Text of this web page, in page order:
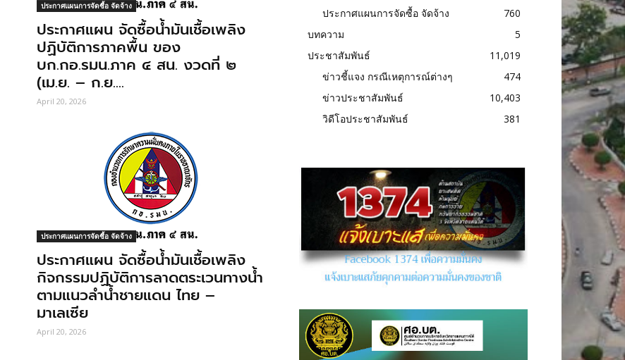
ประกาศแผนการจัดซื้อ จัดจ้าง
ประกาศแผน จัดซื้อน้ำมันเชื้อเพลิง
ปฏิบัติการภาคพื้น ของ
บก.กอ.รมน.ภาค ๔ สน. งวดที่ ๒
(เม.ย. – ก.ย....
April 20, 2026
ประกาศแผนการจัดซื้อ จัดจ้าง
ประกาศแผน จัดซื้อน้ำมันเชื้อเพลิง
กิจกรรมปฏิบัติการลาดตระเวนทางน้ำ
ตามแนวลำน้ำชายแดน ไทย –
มาเลเซีย
April 20, 2026
ประกาศแผนการจัดซื้อ จัดจ้าง
760
บทความ
5
ประชาสัมพันธ์
11,019
ข่าวชี้แจง กรณีเหตุการณ์ต่างๆ
474
ข่าวประชาสัมพันธ์
10,403
วิดีโอประชาสัมพันธ์
381